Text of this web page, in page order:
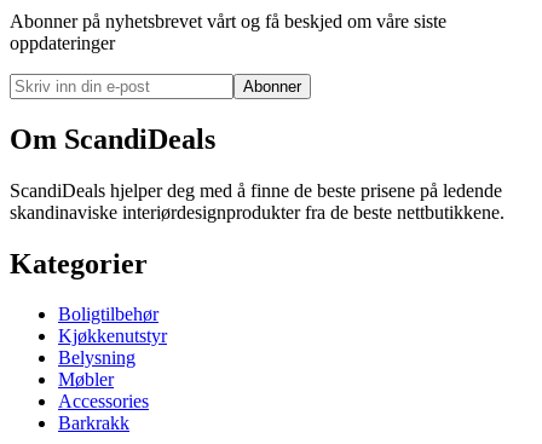
Abonner på nyhetsbrevet vårt og få beskjed om våre siste
oppdateringer
Abonner
Om ScandiDeals
ScandiDeals hjelper deg med å finne de beste prisene på ledende
skandinaviske interiørdesignprodukter fra de beste nettbutikkene.
Kategorier
Boligtilbehør
Kjøkkenutstyr
Belysning
Møbler
Accessories
Barkrakk